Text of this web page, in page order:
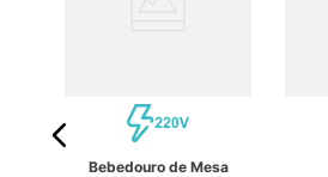
Bebedouro de Mesa